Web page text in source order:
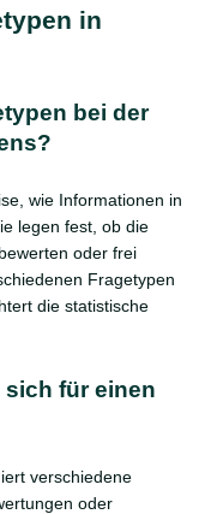
in
bei der
wie Informationen in
legen fest, ob die
oder frei
Fragetypen
die statistische
sich für einen
verschiedene
oder